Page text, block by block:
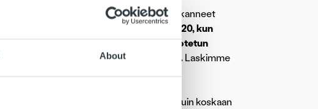
About
vuosien 2019–2020 aikana ja muokanneet
yritysperinnän kuluja maaliskuussa 2020, kun
koronaepidemian vuoksi käyttöön otetun
yrityksiä kuormittava talouskriisi. Laskimme
mukaisesti.
kevennysten vuoksi alempana kuin koskaan